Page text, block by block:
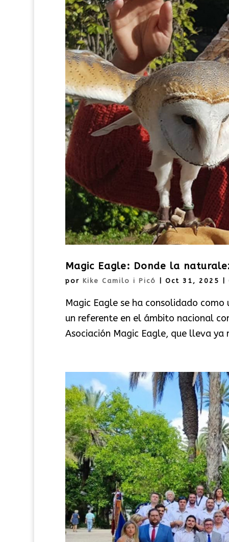
Magic Eagle: Donde la
por Kike Camilo i Picó Oct 31, 2025
Magic Eagle se ha consolidado
un referente en el ámbito nacional
Asociación Magic Eagle, que lleva